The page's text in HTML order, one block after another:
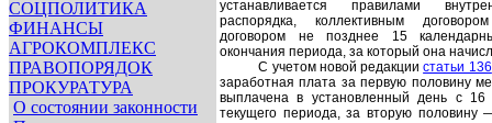
СОЦПОЛИТИКА
ФИНАНСЫ
АГРОКОМПЛЕКС
ПРАВОПОРЯДОК
ПРОКУРАТУРА
О состоянии законности
устанавливается правилами
распорядка, коллективным
договором не позднее 15
окончания периода, за который она
С учетом новой редакции статьи 136
заработная плата за первую половину
выплачена в установленный день с
текущего периода, за вторую